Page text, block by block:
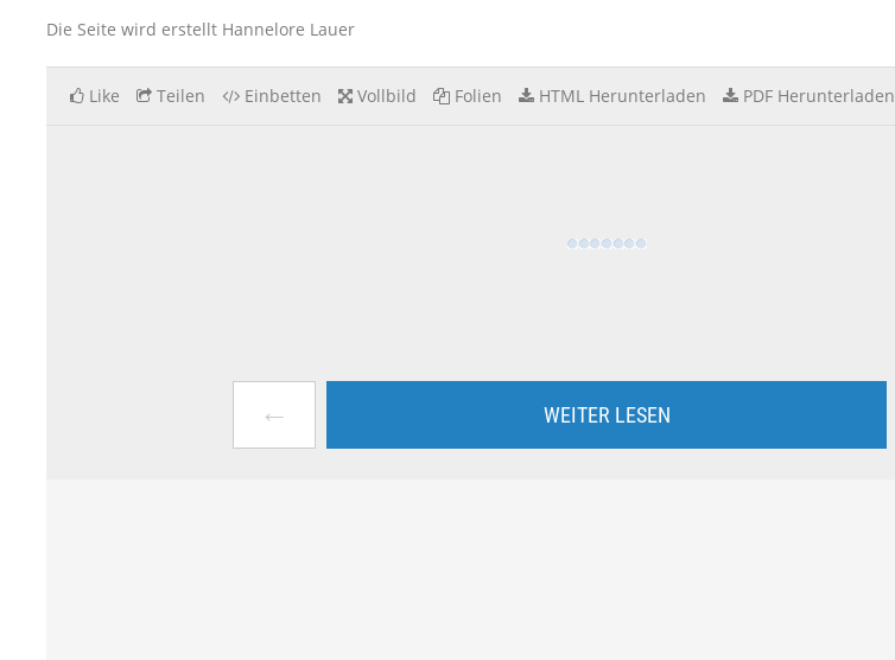
Die Seite wird erstellt Hannelore Lauer
Like Teilen Einbetten Vollbild Folien HTML Herunterladen PDF Herunterladen
← WEITER LESEN